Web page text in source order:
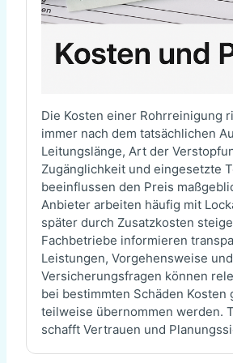
Die Kosten einer Rohrreinigung
immer nach dem tatsächlichen
Leitungslänge, Art der
Zugänglichkeit und eingesetzte
beeinflussen den Preis
Anbieter arbeiten häufig mit
später durch Zusatzkosten
Fachbetriebe informieren
Leistungen, Vorgehensweise
Versicherungsfragen können
bei bestimmten Schäden Kosten
teilweise übernommen werden.
schafft Vertrauen und